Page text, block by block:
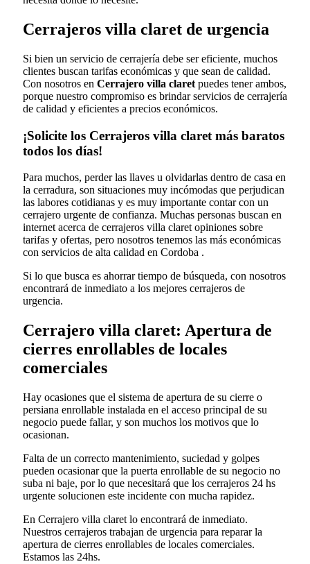
Cerrajeros villa claret de urgencia
Si bien un servicio de cerrajería debe ser eficiente, muchos
clientes buscan tarifas económicas y que sean de calidad.
Con nosotros en Cerrajero villa claret puedes tener ambos,
porque nuestro compromiso es brindar servicios de cerrajería
de calidad y eficientes a precios económicos.
¡Solicite los Cerrajeros villa claret más baratos
todos los días!
Para muchos, perder las llaves u olvidarlas dentro de casa en
la cerradura, son situaciones muy incómodas que perjudican
las labores cotidianas y es muy importante contar con un
cerrajero urgente de confianza. Muchas personas buscan en
internet acerca de cerrajeros villa claret opiniones sobre
tarifas y ofertas, pero nosotros tenemos las más económicas
con servicios de alta calidad en Cordoba .
Si lo que busca es ahorrar tiempo de búsqueda, con nosotros
encontrará de inmediato a los mejores cerrajeros de
urgencia.
Cerrajero villa claret: Apertura de
cierres enrollables de locales
comerciales
Hay ocasiones que el sistema de apertura de su cierre o
persiana enrollable instalada en el acceso principal de su
negocio puede fallar, y son muchos los motivos que lo
ocasionan.
Falta de un correcto mantenimiento, suciedad y golpes
pueden ocasionar que la puerta enrollable de su negocio no
suba ni baje, por lo que necesitará que los cerrajeros 24 hs
urgente solucionen este incidente con mucha rapidez.
En Cerrajero villa claret lo encontrará de inmediato.
Nuestros cerrajeros trabajan de urgencia para reparar la
apertura de cierres enrollables de locales comerciales.
Estamos las 24hs.